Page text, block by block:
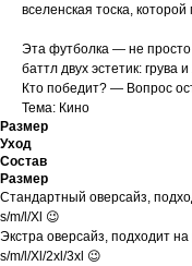
вселенская тоска,
Эта футболка — не
баттл двух эстетик:
Кто победит? — Вопрос
Тема: Кино
Размер
Уход
Состав
Размер
Стандартный оверсайз,
s/m/l/Xl 😉
Экстра оверсайз, подходит
s/m/l/Xl/2xl/3xl 😉